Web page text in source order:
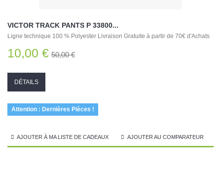
VICTOR TRACK PANTS P 33800...
Ligne technique 100 % Polyester Livraison Gratuite à partir de 70€ d'Achats
10,00 € 50,00 €
DÉTAILS
Attention : Dernières Pièces !
AJOUTER À MA LISTE DE CADEAUX AJOUTER AU COMPARATEUR